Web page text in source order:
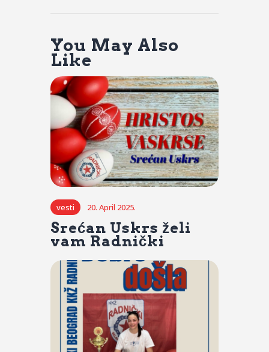
You May Also
Like
vesti 20. April 2025.
Srećan Uskrs želi
vam Radnički